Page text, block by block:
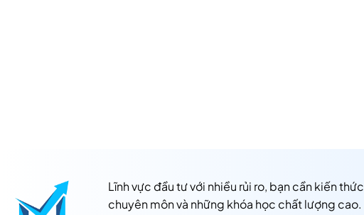
Lĩnh vực đầu tư với nhiều rủi ro, bạn cần kiến thức
chuyên môn và những khóa học chất lượng cao.